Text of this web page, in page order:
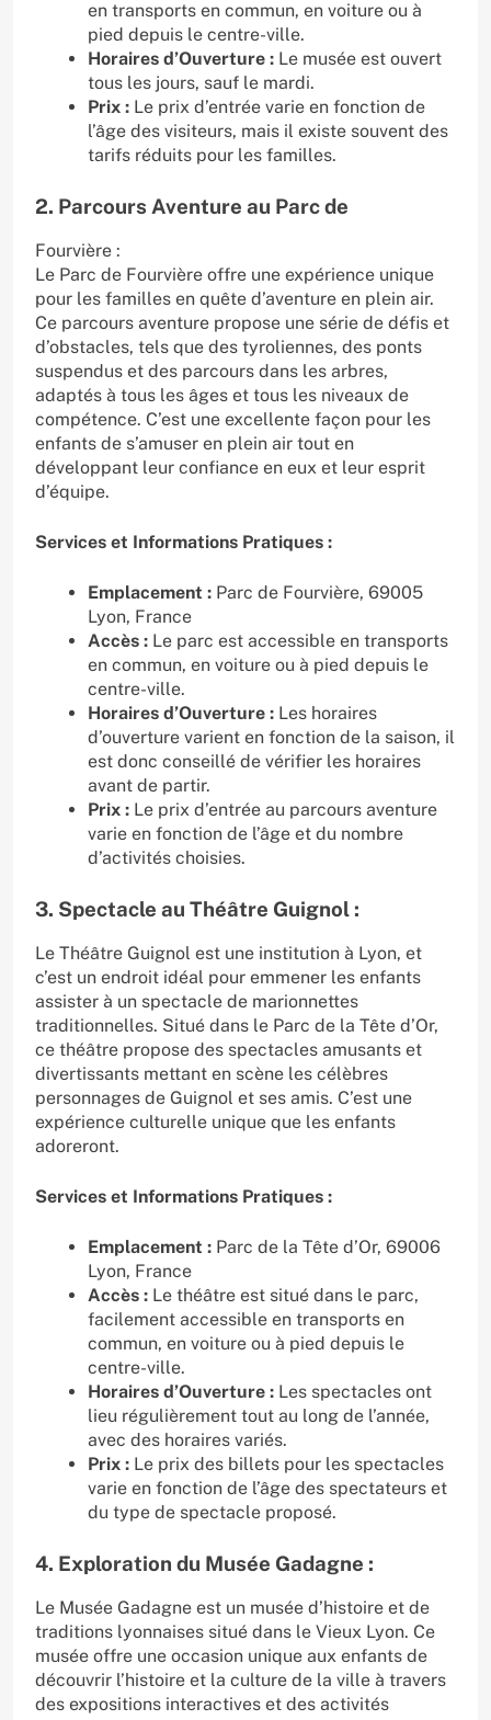
en transports en commun, en voiture ou à
pied depuis le centre-ville.
Horaires d’Ouverture : Le musée est ouvert
tous les jours, sauf le mardi.
Prix : Le prix d’entrée varie en fonction de
l’âge des visiteurs, mais il existe souvent des
tarifs réduits pour les familles.
2. Parcours Aventure au Parc de
Fourvière :
Le Parc de Fourvière offre une expérience unique
pour les familles en quête d’aventure en plein air.
Ce parcours aventure propose une série de défis et
d’obstacles, tels que des tyroliennes, des ponts
suspendus et des parcours dans les arbres,
adaptés à tous les âges et tous les niveaux de
compétence. C’est une excellente façon pour les
enfants de s’amuser en plein air tout en
développant leur confiance en eux et leur esprit
d’équipe.
Services et Informations Pratiques :
Emplacement : Parc de Fourvière, 69005
Lyon, France
Accès : Le parc est accessible en transports
en commun, en voiture ou à pied depuis le
centre-ville.
Horaires d’Ouverture : Les horaires
d’ouverture varient en fonction de la saison, il
est donc conseillé de vérifier les horaires
avant de partir.
Prix : Le prix d’entrée au parcours aventure
varie en fonction de l’âge et du nombre
d’activités choisies.
3. Spectacle au Théâtre Guignol :
Le Théâtre Guignol est une institution à Lyon, et
c’est un endroit idéal pour emmener les enfants
assister à un spectacle de marionnettes
traditionnelles. Situé dans le Parc de la Tête d’Or,
ce théâtre propose des spectacles amusants et
divertissants mettant en scène les célèbres
personnages de Guignol et ses amis. C’est une
expérience culturelle unique que les enfants
adoreront.
Services et Informations Pratiques :
Emplacement : Parc de la Tête d’Or, 69006
Lyon, France
Accès : Le théâtre est situé dans le parc,
facilement accessible en transports en
commun, en voiture ou à pied depuis le
centre-ville.
Horaires d’Ouverture : Les spectacles ont
lieu régulièrement tout au long de l’année,
avec des horaires variés.
Prix : Le prix des billets pour les spectacles
varie en fonction de l’âge des spectateurs et
du type de spectacle proposé.
4. Exploration du Musée Gadagne :
Le Musée Gadagne est un musée d’histoire et de
traditions lyonnaises situé dans le Vieux Lyon. Ce
musée offre une occasion unique aux enfants de
découvrir l’histoire et la culture de la ville à travers
des expositions interactives et des activités